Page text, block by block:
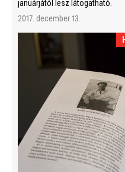
januárjától lesz látogatható.
2017. december 13.